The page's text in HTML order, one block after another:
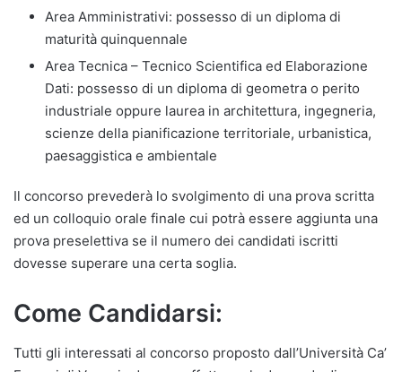
Area Amministrativi: possesso di un diploma di
maturità quinquennale
Area Tecnica – Tecnico Scientifica ed Elaborazione
Dati: possesso di un diploma di geometra o perito
industriale oppure laurea in architettura, ingegneria,
scienze della pianificazione territoriale, urbanistica,
paesaggistica e ambientale
Il concorso prevederà lo svolgimento di una prova scritta
ed un colloquio orale finale cui potrà essere aggiunta una
prova preselettiva se il numero dei candidati iscritti
dovesse superare una certa soglia.
Come Candidarsi:
Tutti gli interessati al concorso proposto dall’Università Ca’